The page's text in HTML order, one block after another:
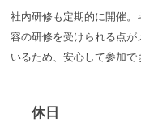
社内研修も定期的に開催
容の研修を受けられる点
いるため、安心して参加で
休日